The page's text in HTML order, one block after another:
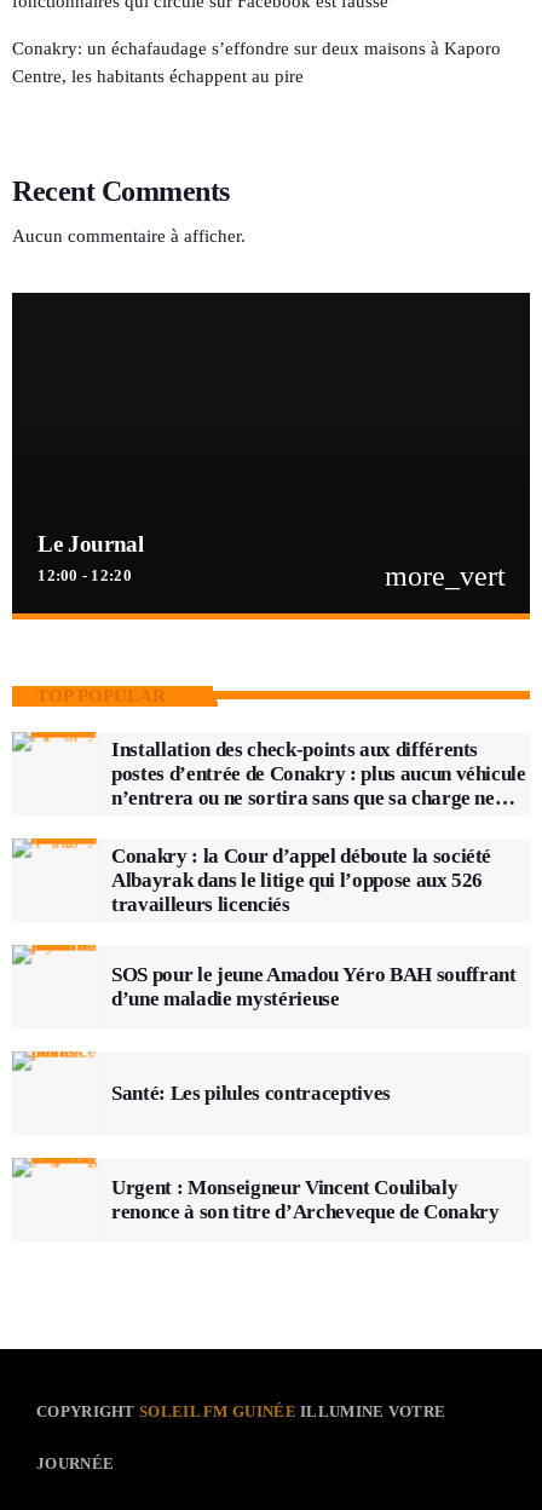
Conakry: un échafaudage s’effondre sur deux maisons à Kaporo
Centre, les habitants échappent au pire
Recent Comments
Aucun commentaire à afficher.
Le Journal
12:00 - 12:20 more_vert
dernières informations politiques, sportives, culture, société, santé,
économiques ...
TOP POPULAR
Installation des check-points aux différents
postes d’entrée de Conakry : plus aucun véhicule
n’entrera ou ne sortira sans que sa charge ne
Conakry : la Cour d’appel déboute la société
Albayrak dans le litige qui l’oppose aux 526
travailleurs licenciés
SOS pour le jeune Amadou Yéro BAH souffrant
d’une maladie mystérieuse
Santé: Les pilules contraceptives
Urgent : Monseigneur Vincent Coulibaly
renonce à son titre d’Archeveque de Conakry
COPYRIGHTSOLEIL FM GUINÉE ILLUMINE VOTRE
JOURNÉE